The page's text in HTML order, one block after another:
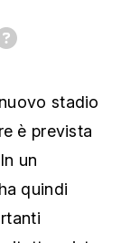
stadio
è prevista
un
quindi